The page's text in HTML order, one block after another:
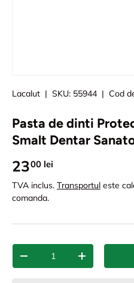
Lacalut | SKU: 55944 | Cod
Pasta de dinti
Smalt Dentar
2300 lei
TVA inclus. Transportul este
comanda.
Cant.
-
+